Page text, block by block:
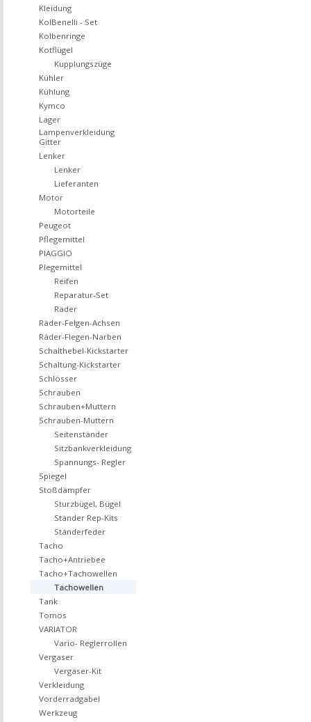
Kleidung
KolBenelli - Set
Kolbenringe
Kotflügel
Kupplungszüge
Kühler
Kühlung
Kymco
Lager
Lampenverkleidung
Gitter
Lenker
Lenker
Lieferanten
Motor
Motorteile
Peugeot
Pflegemittel
PIAGGIO
Plegemittel
Reifen
Reparatur-Set
Räder
Räder-Felgen-Achsen
Räder-Flegen-Narben
Schalthebel-Kickstarter
Schaltung-Kickstarter
Schlösser
Schrauben
Schrauben+Muttern
Schrauben-Muttern
Seitenständer
Sitzbankverkleidung
Spannungs- Regler
Spiegel
Stoßdämpfer
Sturzbügel, Bügel
Ständer Rep-Kits
Ständerfeder
Tacho
Tacho+Antriebee
Tacho+Tachowellen
Tachowellen
Tank
Tomos
VARIATOR
Vario- Reglerrollen
Vergaser
Vergaser-Kit
Verkleidung
Vorderradgabel
Werkzeug